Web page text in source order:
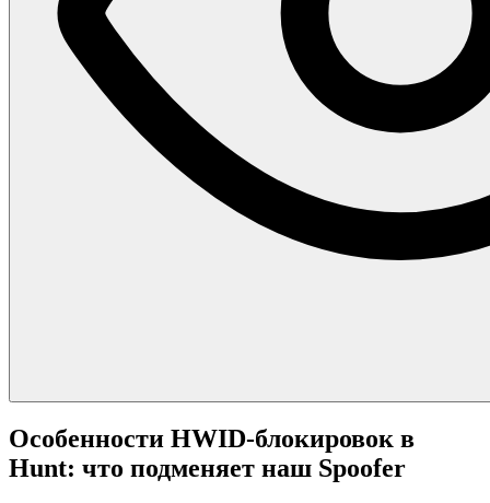
Особенности HWID-блокировок в
Hunt: что подменяет наш Spoofer